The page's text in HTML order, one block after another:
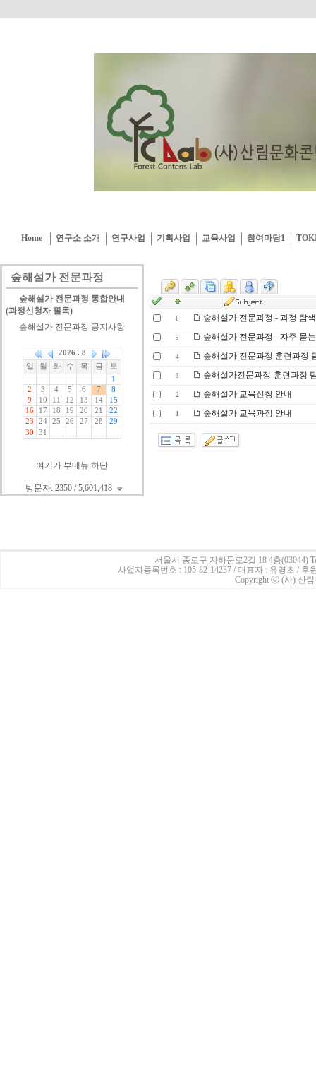
Home 연구소 소개 연구사업 기획사업 교육사업 참여마당1
숲해설가 전문과정
숲해설가 전문과정 통합안내
(과정신청자 필독)
숲해설가 전문과정 공지사항
여기가 부메뉴 하단
방문자: 2350 / 5,601,418
6 숲해설가 전문과정 - 과정 탐
5 숲해설가 전문과정 - 자주 묻
4 숲해설가 전문과정 훈련과정
3 숲해설가전문과정-훈련과정
2 숲해설가 교육신청 안내
1 숲해설가 교육과정 안내
서울시 종로구 자하문로2길 18 4층(03044)
사업자등록번호 : 105-82-14237 / 대표자 : 유영초 /
Copyright ⓒ (사) 산림